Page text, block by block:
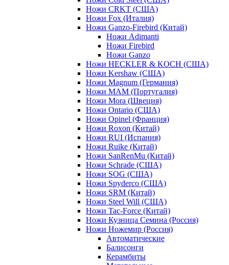
Ножи CRKT (США)
Ножи Fox (Италия)
Ножи Ganzo-Firebird (Китай)
Ножи Adimanti
Ножи Firebird
Ножи Ganzo
Ножи HECKLER & KOCH (США)
Ножи Kershaw (США)
Ножи Magnum (Германия)
Ножи MAM (Португалия)
Ножи Mora (Швеция)
Ножи Ontario (США)
Ножи Opinel (Франция)
Ножи Roxon (Китай)
Ножи RUI (Испания)
Ножи Ruike (Китай)
Ножи SanRenMu (Китай)
Ножи Schrade (США)
Ножи SOG (США)
Ножи Spyderco (США)
Ножи SRM (Китай)
Ножи Steel Will (США)
Ножи Tac-Force (Китай)
Ножи Кузница Семина (Россия)
Ножи Ножемир (Россия)
Автоматические
Балисонги
Керамбиты